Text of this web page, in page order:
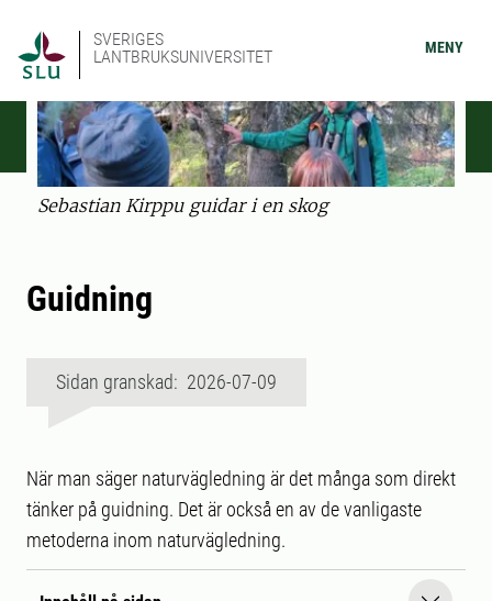
SVERIGES
LANTBRUKSUNIVERSITET
MENY
Sebastian Kirppu guidar i en skog
Guidning
Sidan granskad: 2026-07-09
När man säger naturvägledning är det många som direkt
tänker på guidning. Det är också en av de vanligaste
metoderna inom naturvägledning.